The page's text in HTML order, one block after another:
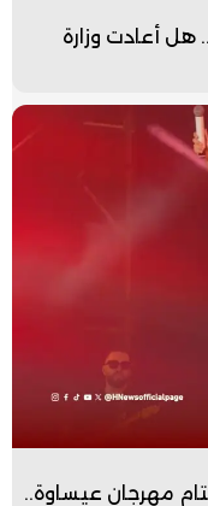
هل أعادت وزارة
مهرجان عيساوة..